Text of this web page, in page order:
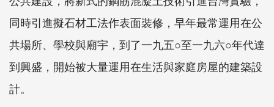
同時引進擬石材工法作表面裝修，早年最常運用在公
共場所、學校與廟宇，到了一九五○至一九六○年代達
到興盛，開始被大量運用在生活與家庭房屋的建築設
計。